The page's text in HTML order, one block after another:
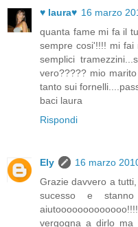
♥ laura♥ 16 marzo
quanta fame mi fa il
sempre cosi'!!!! mi fai
semplici
vero????? mio
tanto sui
baci laura
Rispondi
Ely
16 marzo
Grazie davvero a
sucesso e
vergogna a dirlo ma